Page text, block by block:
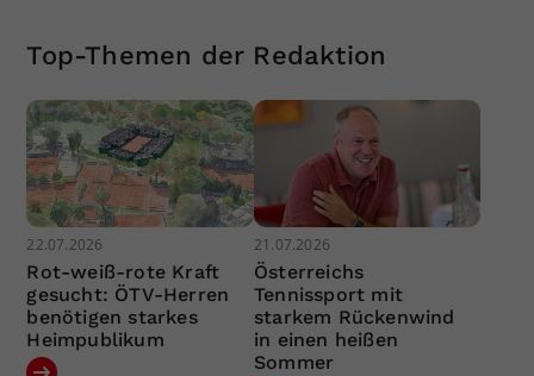
Top-Themen der Redaktion
22.07.2026
Rot-weiß-rote Kraft
gesucht: ÖTV-Herren
benötigen starkes
Heimpublikum
21.07.2026
Österreichs
Tennissport mit
starkem Rückenwind
in einen heißen
Sommer